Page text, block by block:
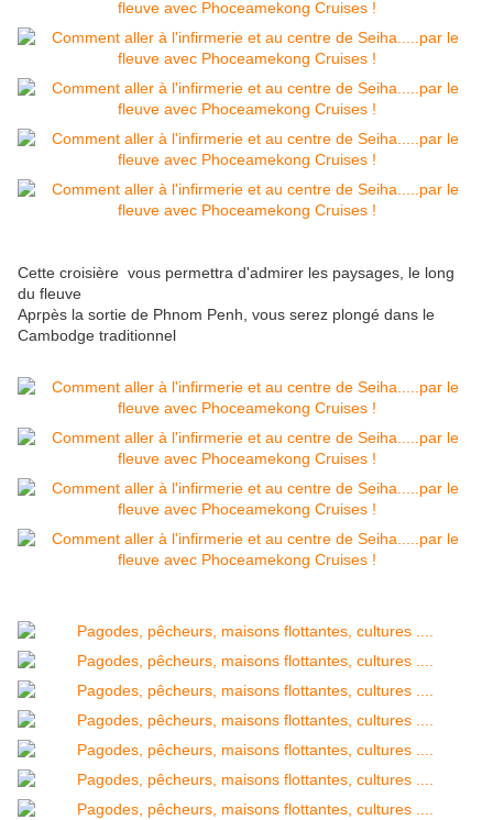
Cette croisière vous permettra d'admirer les paysages, le long
du fleuve
Aprpès la sortie de Phnom Penh, vous serez plongé dans le
Cambodge traditionnel